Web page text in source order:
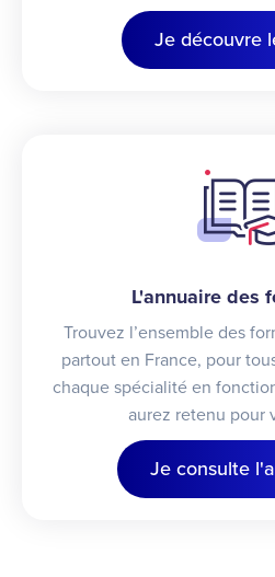
Je découvre
L'annuaire des
Trouvez l’ensemble des
partout en France, pour
chaque spécialité en
aurez retenu pour
Je consulte